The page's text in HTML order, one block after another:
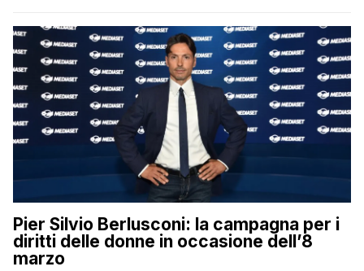
Pier Silvio Berlusconi: la campagna per i
diritti delle donne in occasione dell’8
marzo